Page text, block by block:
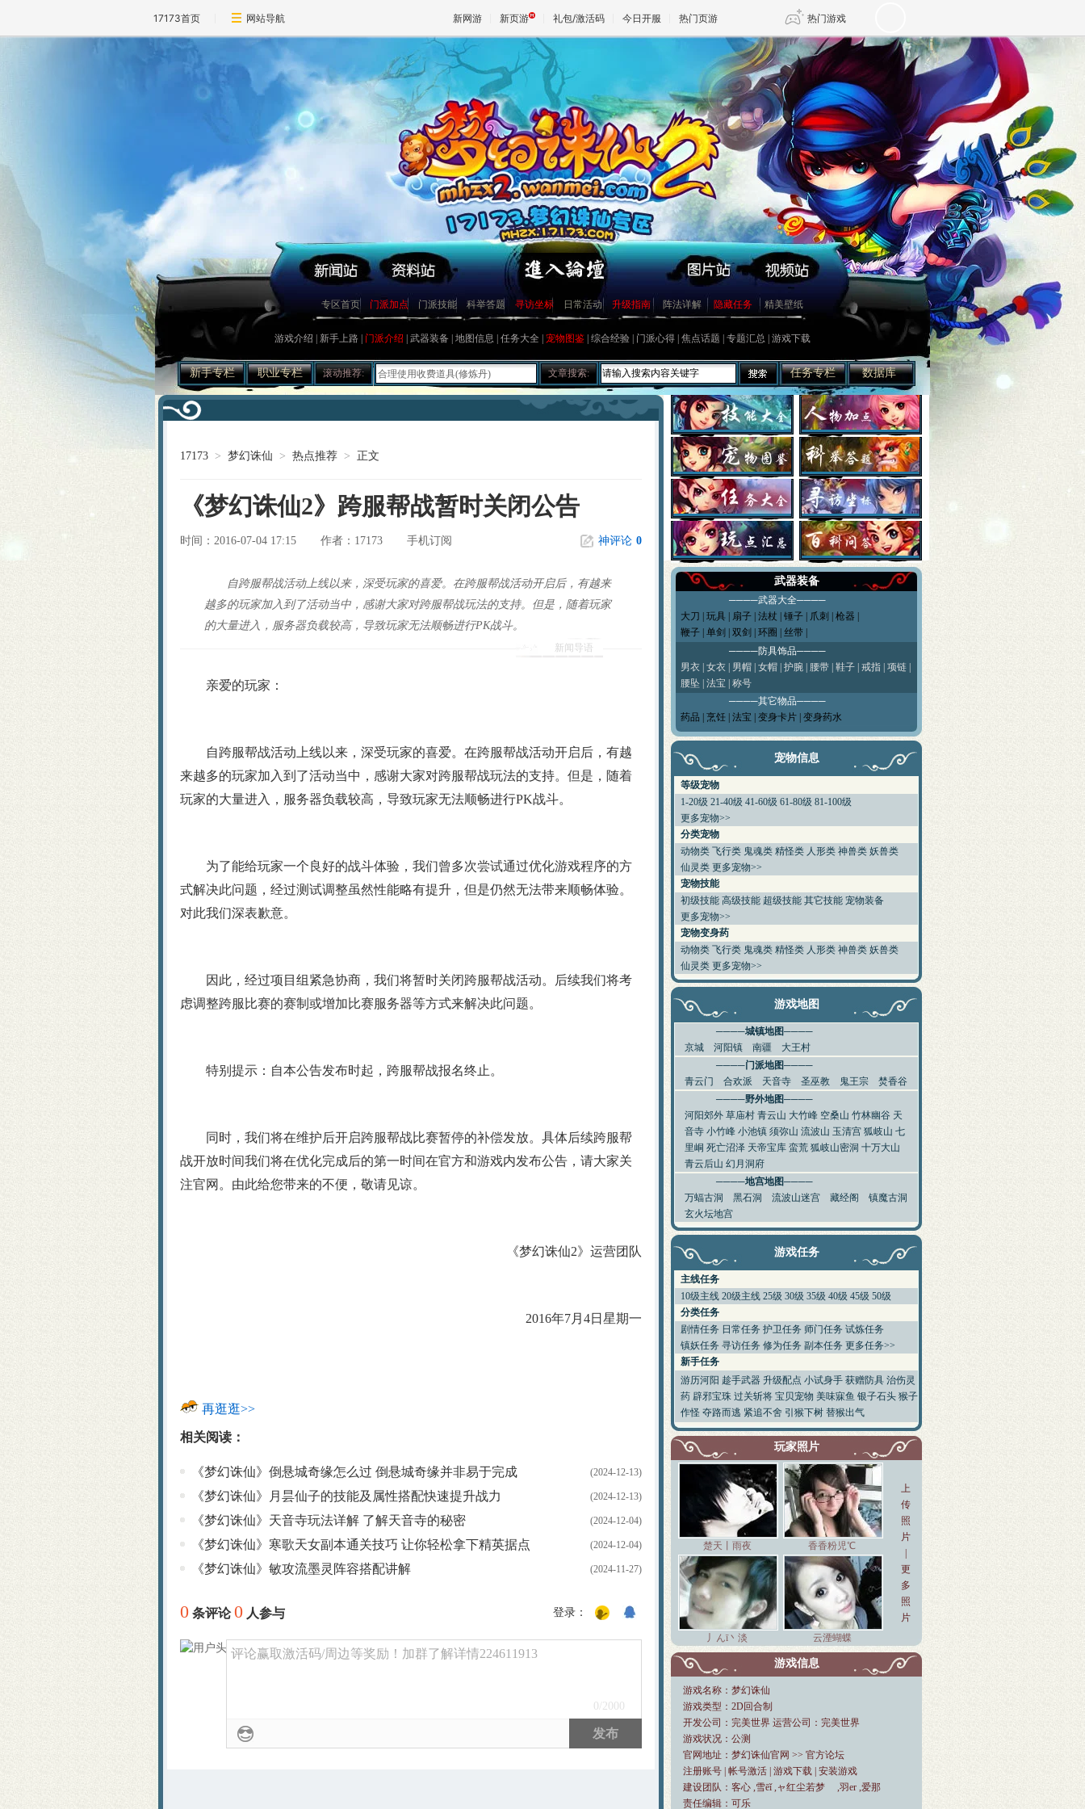
17173首页 网站导航 新网游 新页游 礼包/激活码 今日开服 热门页游 热门游戏
魔兽 DNF 传奇4
天堂 剑网3旗舰版 新天龙八部
王权与自由 诛仙世界 新仙侠5
专区首页 门派加点 门派技能 科举答题 寻访坐标 日常活动 升级指南 阵法详解 隐藏任务 精美壁纸
游戏介绍 新手上路 门派介绍 武器装备 地图信息 任务大全 宠物图鉴 综合经验 门派心得 焦点话题 专题汇总 游戏下载
新手专栏 职业专栏 滚动推荐:
镇妖抓鬼心得打法及要点
史上最牛宠物宝宝资料大全
如何获得幼年菜刀兔宝宝[最新]
[寂寞姐]教你平民赚钱心得
圣巫抓鬼心得 封怪顺序很重要
天音60技能涅槃咒测试
合理使用收费道具(修炼丹)
关于BB化资质化悟性
赚钱大秘籍 不贱不商，无奸不商
新区冲级攻略 玩家必看
宝宝攻击和伤害攻击计算
梦幻诛仙练级之不用药
给内测新玩家的入门级保姆帖
梦幻诛仙称谓的加成效果一览
梦诛搞笑四格之一晕机事件
吃不起药？教你一招省元宝秘笈
关于如何快速跑护送任务的心得
梦幻诛仙封测游戏小技巧说明
宠物图鉴，让你抓宠买宠不迷糊
如何提高宝宝技能的领悟几率
排名第一的极品A宠打造及诞生
6大门派装备及BB的选择
大家都来说说防骗技巧
[寂寞姐]教你平民赚钱心得
关于公测后物价的一些猜想
圣巫抓鬼心得 封怪顺序很重要
人物侠义值的获得途径和用途介绍
关于25级隐藏任务 黑心老人
新区冲级攻略 玩家必看
给内测新玩家的入门级保姆帖
吃不起药？教你一招省元宝秘笈
关于如何快速跑护送任务的心得
梦幻诛仙封测游戏小技巧说明
宠物技能大搜集，封测BB技能
文章搜索: 任务专栏 数据库
17173 > 梦幻诛仙 > 热点推荐 > 正文
《梦幻诛仙2》跨服帮战暂时关闭公告
时间：2016-07-04 17:15 作者： 17173 手机订阅 神评论 0
新闻导语
自跨服帮战活动上线以来，深受玩家的喜爱。在跨服帮战活动开启后，有越来
越多的玩家加入到了活动当中，感谢大家对跨服帮战玩法的支持。但是，随着玩家
的大量进入，服务器负载较高，导致玩家无法顺畅进行PK战斗。
亲爱的玩家：
自跨服帮战活动上线以来，深受玩家的喜爱。在跨服帮战活动开启后，有越
来越多的玩家加入到了活动当中，感谢大家对跨服帮战玩法的支持。但是，随着
玩家的大量进入，服务器负载较高，导致玩家无法顺畅进行PK战斗。
为了能给玩家一个良好的战斗体验，我们曾多次尝试通过优化游戏程序的方
式解决此问题，经过测试调整虽然性能略有提升，但是仍然无法带来顺畅体验。
对此我们深表歉意。
因此，经过项目组紧急协商，我们将暂时关闭跨服帮战活动。后续我们将考
虑调整跨服比赛的赛制或增加比赛服务器等方式来解决此问题。
特别提示：自本公告发布时起，跨服帮战报名终止。
同时，我们将在维护后开启跨服帮战比赛暂停的补偿发放。具体后续跨服帮
战开放时间我们将在优化完成后的第一时间在官方和游戏内发布公告，请大家关
注官网。由此给您带来的不便，敬请见谅。
《梦幻诛仙2》运营团队
2016年7月4日星期一
再逛逛>>
相关阅读：
(2024-12-13)
《梦幻诛仙》倒悬城奇缘怎么过 倒悬城奇缘并非易于完成
(2024-12-13)
《梦幻诛仙》月昙仙子的技能及属性搭配快速提升战力
(2024-12-04)
《梦幻诛仙》天音寺玩法详解 了解天音寺的秘密
(2024-12-04)
《梦幻诛仙》寒歌天女副本通关技巧 让你轻松拿下精英据点
(2024-11-27)
《梦幻诛仙》敏攻流墨灵阵容搭配讲解
0条评论0人参与 登录：
评论赢取激活码/周边等奖励！加群了解详情224611913
0 /2000
发布
武器装备
────武器大全────
大刀
玩具 扇子 法杖 锤子 爪刺 枪器
鞭子 单剑 双剑 环圈 丝带
────防具饰品────
男衣 女衣 男帽 女帽 护腕 腰带 鞋子 戒指 项链
腰坠 | 法宝 | 称号
────其它物品────
药品 | 烹饪 | 法宝 | 变身卡片 | 变身药水
宠物信息
等级宠物
1-20级 21-40级 41-60级 61-80级 81-100级
更多宠物>>
分类宠物
动物类 飞行类 鬼魂类 精怪类 人形类 神兽类 妖兽类
仙灵类 更多宠物>>
宠物技能
初级技能 高级技能 超级技能 其它技能 宠物装备
更多宠物>>
宠物变身药
动物类 飞行类 鬼魂类 精怪类 人形类 神兽类 妖兽类
仙灵类 更多宠物>>
游戏地图
────城镇地图────
京城
河阳镇 南疆
大王村
────门派地图────
青云门
合欢派 天音寺 圣巫教 鬼王宗
焚香谷
────野外地图────
河阳郊外 草庙村 青云山 大竹峰 空桑山 竹林幽谷 天
音寺 小竹峰 小池镇 须弥山 流波山 玉清宫 狐岐山 七
里峒 死亡沼泽 天帝宝库 蛮荒 狐岐山密洞 十万大山
青云后山 幻月洞府
────地宫地图────
万蝠古洞
黑石洞 流波山迷宫 藏经阁
镇魔古洞
玄火坛地宫
游戏任务
主线任务
10级主线 20级主线 25级 30级 35级 40级 45级 50级
分类任务
剧情任务 日常任务 护卫任务 师门任务 试炼任务
镇妖任务 寻访任务 修为任务 副本任务 更多任务>>
新手任务
游历河阳 趁手武器 升级配点 小试身手 获赠防具 治伤灵
药 辟邪宝珠 过关斩将 宝贝宠物 美味寐鱼 银子石头 猴子
作怪 夺路而逃 紧追不舍 引猴下树 替猴出气
玩家照片
楚天丨雨夜 香香粉児℃
丿んī丶淡 云湮蝴蝶
上
传
照
片
更
多
照
片
游戏信息
游戏名称：梦幻诛仙
游戏类型：2D回合制
开发公司：完美世界 运营公司：完美世界
游戏状况：公测
官网地址： 梦幻诛仙官网 >> 官方论坛
注册账号 帐号激活 游戏下载 安装游戏
建设团队：客心 ,雪ēǐ ,ャ红尘若梦ゞ ,羽er ,爱那
责任编辑：可乐